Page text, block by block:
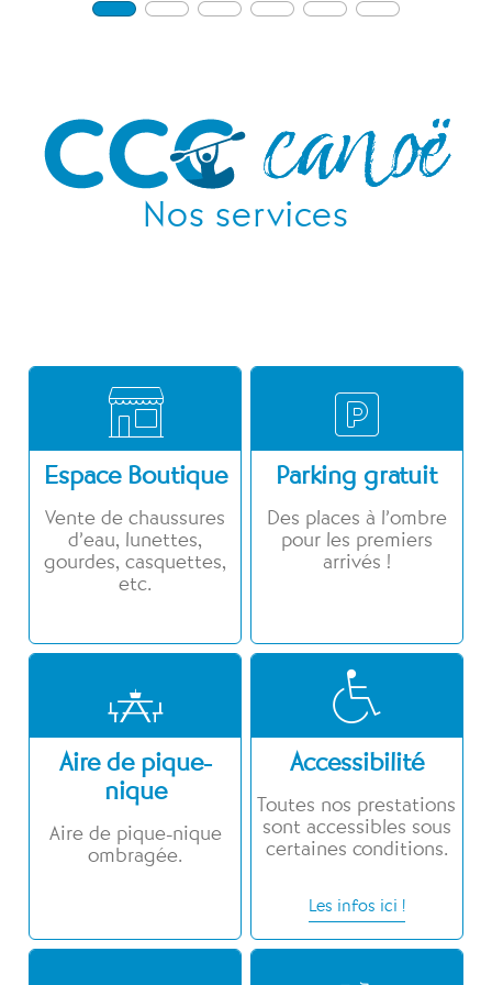
Nos services
Espace Boutique
Vente de chaussures
d’eau, lunettes,
gourdes, casquettes,
etc.
Parking gratuit
Des places à l’ombre
pour les premiers
arrivés !
Aire de pique-
nique
Aire de pique-nique
ombragée.
Accessibilité
Toutes nos prestations
sont accessibles sous
certaines conditions.
Les infos ici !